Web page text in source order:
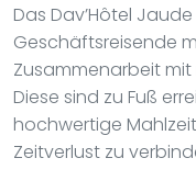
Das Dav’Hôtel
Geschäftsreisende
Zusammenarbeit
Diese sind zu Fuß
hochwertige
Zeitverlust zu